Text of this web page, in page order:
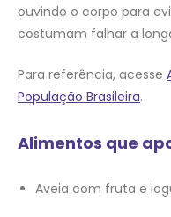
ouvindo o corpo para
costumam falhar a
Para referência, acesse
População Brasileira.
Alimentos que
Aveia com fruta e